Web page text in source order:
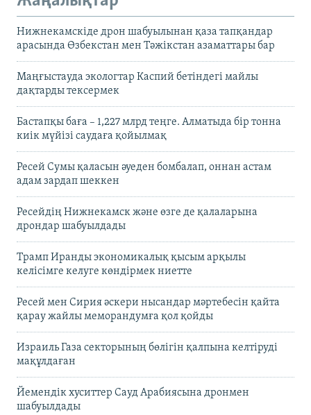
Нижнекамскіде дрон шабуылынан қаза тапқандар
арасында Өзбекстан мен Тәжікстан азаматтары бар
Маңғыстауда экологтар Каспий бетіндегі майлы
дақтарды тексермек
Бастапқы баға – 1,227 млрд теңге. Алматыда бір тонна
киік мүйізі саудаға қойылмақ
Ресей Сумы қаласын әуеден бомбалап, оннан астам
адам зардап шеккен
Ресейдің Нижнекамск және өзге де қалаларына
дрондар шабуылдады
Трамп Иранды экономикалық қысым арқылы
келісімге келуге көндірмек ниетте
Ресей мен Сирия әскери нысандар мәртебесін қайта
қарау жайлы меморандумға қол қойды
Израиль Газа секторының бөлігін қалпына келтіруді
мақұлдаған
Йемендік хуситтер Сауд Арабиясына дронмен
шабуылдады